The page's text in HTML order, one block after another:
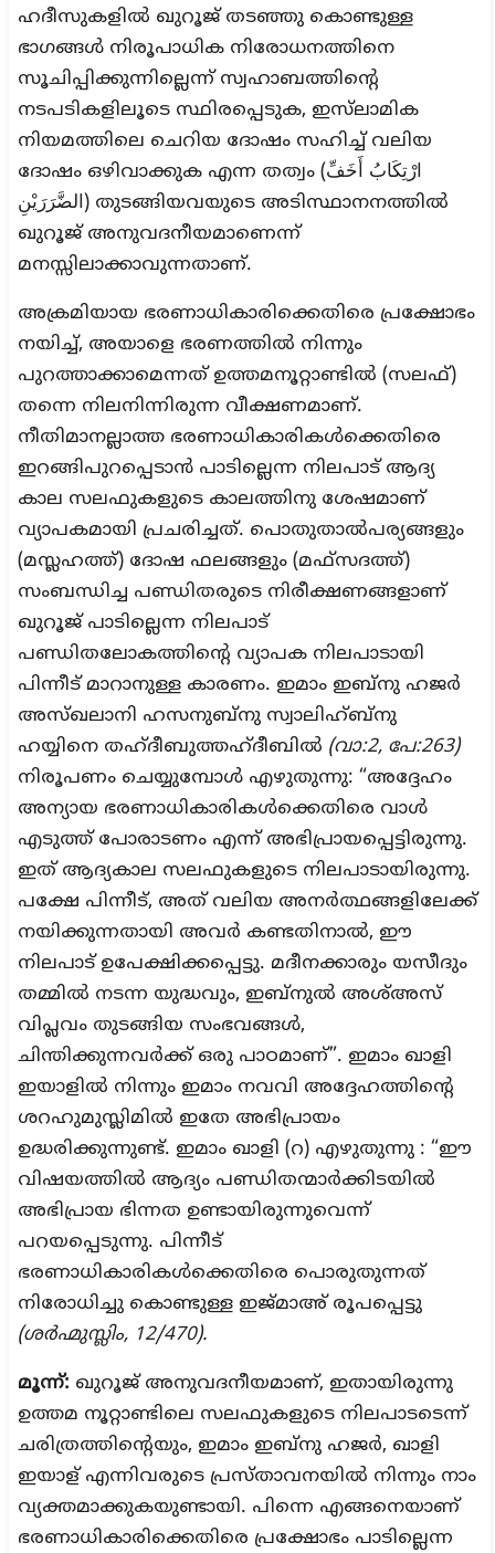
ഹദീസുകളിൽ ഖുറൂജ് തടഞ്ഞു കൊണ്ടുള്ള
ഭാഗങ്ങൾ നിരൂപാധിക നിരോധനത്തിനെ
സൂചിപ്പിക്കുന്നില്ലെന്ന് സ്വഹാബത്തിന്റെ
നടപടികളിലൂടെ സ്ഥിരപ്പെടുക, ഇസ്‌ലാമിക
നിയമത്തിലെ ചെറിയ ദോഷം സഹിച്ച് വലിയ
ദോഷം ഒഴിവാക്കുക എന്ന തത്വം (ارْتِكَابُ أَخَفِّ
الضَّرَرَيْنِ) തുടങ്ങിയവയുടെ അടിസ്ഥാനനത്തിൽ
ഖുറൂജ് അനുവദനീയമാണെന്ന്
മനസ്സിലാക്കാവുന്നതാണ്.
അക്രമിയായ ഭരണാധികാരിക്കെതിരെ പ്രക്ഷോഭം
നയിച്ച്, അയാളെ ഭരണത്തിൽ നിന്നും
പുറത്താക്കാമെന്നത് ഉത്തമനൂറ്റാണ്ടിൽ (സലഫ്)
തന്നെ നിലനിന്നിരുന്ന വീക്ഷണമാണ്.
നീതിമാനല്ലാത്ത ഭരണാധികാരികൾക്കെതിരെ
ഇറങ്ങിപുറപ്പെടാൻ പാടില്ലെന്ന നിലപാട് ആദ്യ
കാല സലഫുകളുടെ കാലത്തിനു ശേഷമാണ്
വ്യാപകമായി പ്രചരിച്ചത്. പൊതുതാൽപര്യങ്ങളും
(മസ്ലഹത്ത്) ദോഷ ഫലങ്ങളും (മഫ്‌സദത്ത്)
സംബന്ധിച്ച പണ്ഡിതരുടെ നിരീക്ഷണങ്ങളാണ്
ഖുറൂജ് പാടില്ലെന്ന നിലപാട്
പണ്ഡിതലോകത്തിന്റെ വ്യാപക നിലപാടായി
പിന്നീട് മാറാനുള്ള കാരണം. ഇമാം ഇബ്നു ഹജർ
അസ്ഖലാനി ഹസനുബ്നു സ്വാലിഹ്ബ്നു
ഹയ്യിനെ തഹ്‌ദീബുത്തഹ്ദീബിൽ (വാ:2, പേ:263)
നിരൂപണം ചെയ്യുമ്പോൾ എഴുതുന്നു: “അദ്ദേഹം
അന്യായ ഭരണാധികാരികൾക്കെതിരെ വാൾ
എടുത്ത് പോരാടണം എന്ന് അഭിപ്രായപ്പെട്ടിരുന്നു.
ഇത് ആദ്യകാല സലഫുകളുടെ നിലപാടായിരുന്നു.
പക്ഷേ പിന്നീട്, അത് വലിയ അനർത്ഥങ്ങളിലേക്ക്
നയിക്കുന്നതായി അവർ കണ്ടതിനാൽ, ഈ
നിലപാട് ഉപേക്ഷിക്കപ്പെട്ടു. മദീനക്കാരും യസീദും
തമ്മിൽ നടന്ന യുദ്ധവും, ഇബ്‌നുൽ അശ്അസ്
വിപ്ലവം തുടങ്ങിയ സംഭവങ്ങൾ,
ചിന്തിക്കുന്നവർക്ക് ഒരു പാഠമാണ്”. ഇമാം ഖാളി
ഇയാളിൽ നിന്നും ഇമാം നവവി അദ്ദേഹത്തിന്റെ
ശറഹുമുസ്ലിമിൽ ഇതേ അഭിപ്രായം
ഉദ്ധരിക്കുന്നുണ്ട്. ഇമാം ഖാളി (റ) എഴുതുന്നു : “ഈ
വിഷയത്തിൽ ആദ്യം പണ്ഡിതന്മാർക്കിടയിൽ
അഭിപ്രായ ഭിന്നത ഉണ്ടായിരുന്നുവെന്ന്
പറയപ്പെടുന്നു. പിന്നീട്
ഭരണാധികാരികൾക്കെതിരെ പൊരുതുന്നത്
നിരോധിച്ചു കൊണ്ടുള്ള ഇജ്മാഅ് രൂപപ്പെട്ടു
(ശർഹ്മുസ്ലിം, 12/470).
മൂന്ന്: ഖുറൂജ് അനുവദനീയമാണ്, ഇതായിരുന്നു
ഉത്തമ നൂറ്റാണ്ടിലെ സലഫുകളുടെ നിലപാടടെന്ന്
ചരിത്രത്തിന്റെയും, ഇമാം ഇബ്നു ഹജർ, ഖാളി
ഇയാള് എന്നിവരുടെ പ്രസ്താവനയിൽ നിന്നും നാം
വ്യക്തമാക്കുകയുണ്ടായി. പിന്നെ എങ്ങനെയാണ്
ഭരണാധികാരിക്കെതിരെ പ്രക്ഷോഭം പാടില്ലെന്ന